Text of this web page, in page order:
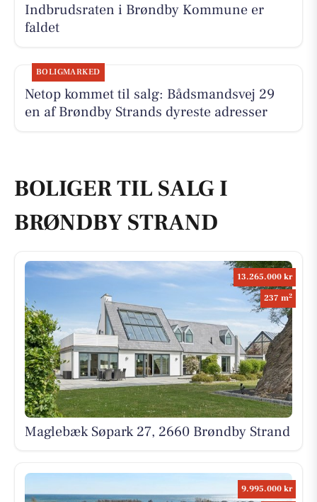
Indbrudsraten i Brøndby Kommune er
faldet
BOLIGMARKED
Netop kommet til salg: Bådsmandsvej 29
en af Brøndby Strands dyreste adresser
BOLIGER TIL SALG I
BRØNDBY STRAND
13.265.000 kr
237 m2
Maglebæk Søpark 27, 2660 Brøndby Strand
9.995.000 kr